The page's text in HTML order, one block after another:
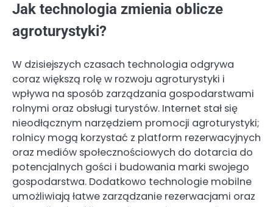
Jak technologia zmienia oblicze
agroturystyki?
W dzisiejszych czasach technologia odgrywa
coraz większą rolę w rozwoju agroturystyki i
wpływa na sposób zarządzania gospodarstwami
rolnymi oraz obsługi turystów. Internet stał się
nieodłącznym narzędziem promocji agroturystyki;
rolnicy mogą korzystać z platform rezerwacyjnych
oraz mediów społecznościowych do dotarcia do
potencjalnych gości i budowania marki swojego
gospodarstwa. Dodatkowo technologie mobilne
umożliwiają łatwe zarządzanie rezerwacjami oraz